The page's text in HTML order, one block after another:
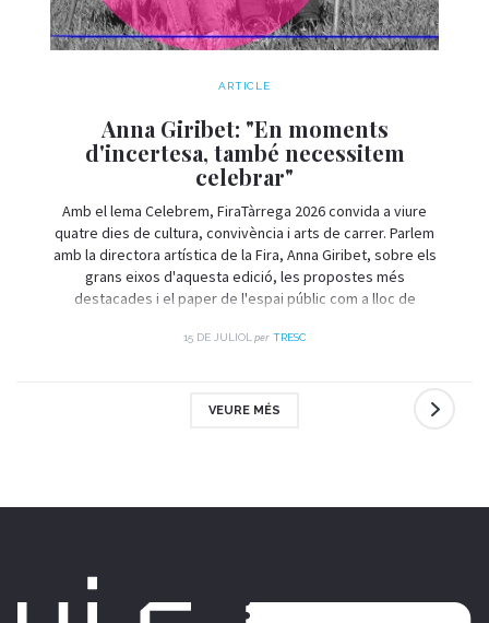
ARTICLE
Anna Giribet: "En moments
d'incertesa, també necessitem
celebrar"
Amb el lema Celebrem, FiraTàrrega 2026 convida a viure
quatre dies de cultura, convivència i arts de carrer. Parlem
amb la directora artística de la Fira, Anna Giribet, sobre els
grans eixos d'aquesta edició, les propostes més
destacades i el paper de l'espai públic com a lloc de
15 DE JULIOL per TRESC
VEURE MÉS